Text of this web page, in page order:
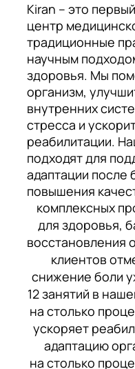
Kiran – это
центр
традиционные
научным
здоровья. Мы
организм,
внутренних
стресса и
реабилитации.
подходят для
адаптации после
повышения
комплексных
для здоровья,
восстановления
клиентов
снижение боли
12 занятий в
на столько
ускоряет
адаптацию
на столько